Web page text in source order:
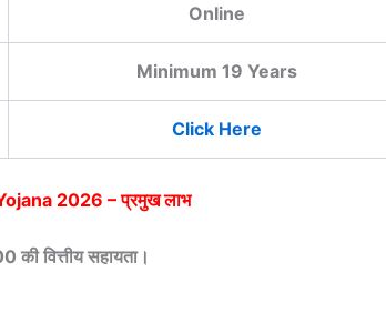
Online
Minimum 19 Years
Click Here
2026 – प्रमुख लाभ
की वित्तीय सहायता।